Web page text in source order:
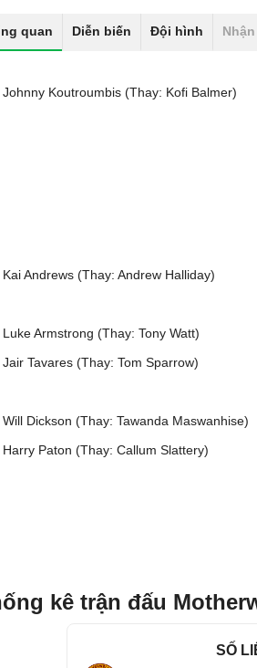
quan Diễn biến Đội hình
Johnny Koutroumbis (Thay: Kofi Balmer)
Kai Andrews (Thay: Andrew Halliday)
Luke Armstrong (Thay: Tony Watt)
Jair Tavares (Thay: Tom Sparrow)
Will Dickson (Thay: Tawanda Maswanhise)
Harry Paton (Thay: Callum Slattery)
kê trận đấu
SỐ